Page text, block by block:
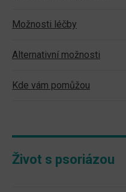
Možnosti léčby
Alternativní možnosti
Kde vám pomůžou
Život s psoriázou